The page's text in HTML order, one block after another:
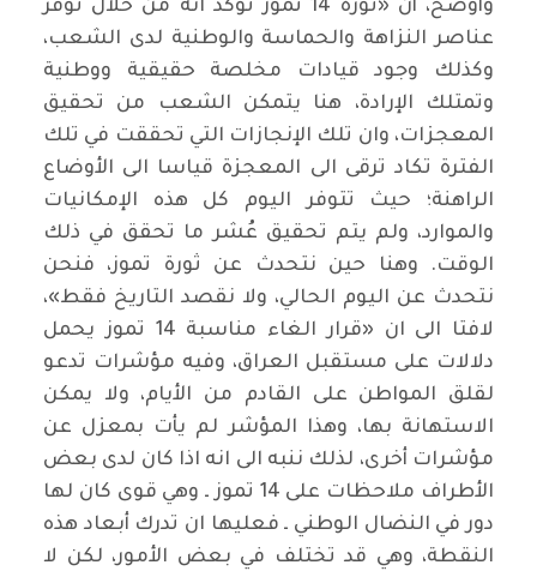
وأوضح، أن «ثورة 14 تموز تؤكد انه من خلال توفر
عناصر النزاهة والحماسة والوطنية لدى الشعب،
وكذلك وجود قيادات مخلصة حقيقية ووطنية
وتمتلك الإرادة، هنا يتمكن الشعب من تحقيق
المعجزات، وان تلك الإنجازات التي تحققت في تلك
الفترة تكاد ترقى الى المعجزة قياسا الى الأوضاع
الراهنة؛ حيث تتوفر اليوم كل هذه الإمكانيات
والموارد، ولم يتم تحقيق عُشر ما تحقق في ذلك
الوقت. وهنا حين نتحدث عن ثورة تموز، فنحن
نتحدث عن اليوم الحالي، ولا نقصد التاريخ فقط»،
لافتا الى ان «قرار الغاء مناسبة 14 تموز يحمل
دلالات على مستقبل العراق، وفيه مؤشرات تدعو
لقلق المواطن على القادم من الأيام، ولا يمكن
الاستهانة بها، وهذا المؤشر لم يأت بمعزل عن
مؤشرات أخرى، لذلك ننبه الى انه اذا كان لدى بعض
الأطراف ملاحظات على 14 تموز ـ وهي قوى كان لها
دور في النضال الوطني ـ فعليها ان تدرك أبعاد هذه
النقطة، وهي قد تختلف في بعض الأمور، لكن لا